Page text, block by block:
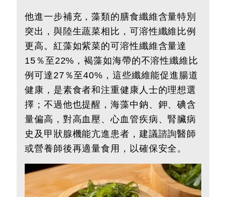
他進一步補充，藻類的膳食纖維含量特別
突出，與陸生蔬菜相比，可溶性纖維比例
更高。紅藻如紫菜的可溶性纖維含量達
15％至22%，褐藻如海帶的不溶性纖維比
例可達27％至40%，這些纖維能促進腸道
健康，是素食者和注重健康人士的理想選
擇；不過他也提醒，海藻中鈉、鉀、碘含
量偏高，對高血壓、心血管疾病、腎臟病
史及甲狀腺機能亢進患者，建議諮詢醫師
或營養師後再適量食用，以確保安全。